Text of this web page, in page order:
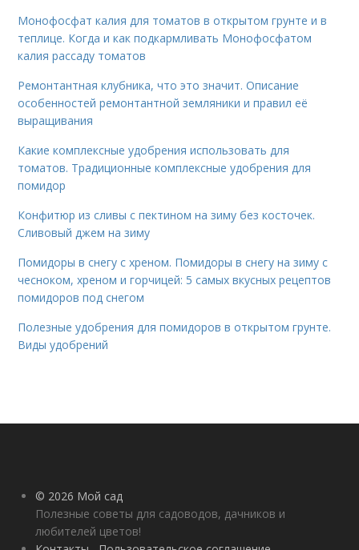
Монофосфат калия для томатов в открытом грунте и в
теплице. Когда и как подкармливать Монофосфатом
калия рассаду томатов
Ремонтантная клубника, что это значит. Описание
особенностей ремонтантной земляники и правил её
выращивания
Какие комплексные удобрения использовать для
томатов. Традиционные комплексные удобрения для
помидор
Конфитюр из сливы с пектином на зиму без косточек.
Сливовый джем на зиму
Помидоры в снегу с хреном. Помидоры в снегу на зиму с
чесноком, хреном и горчицей: 5 самых вкусных рецептов
помидоров под снегом
Полезные удобрения для помидоров в открытом грунте.
Виды удобрений
© 2026 Мой сад
Полезные советы для садоводов, дачников и
любителей цветов!